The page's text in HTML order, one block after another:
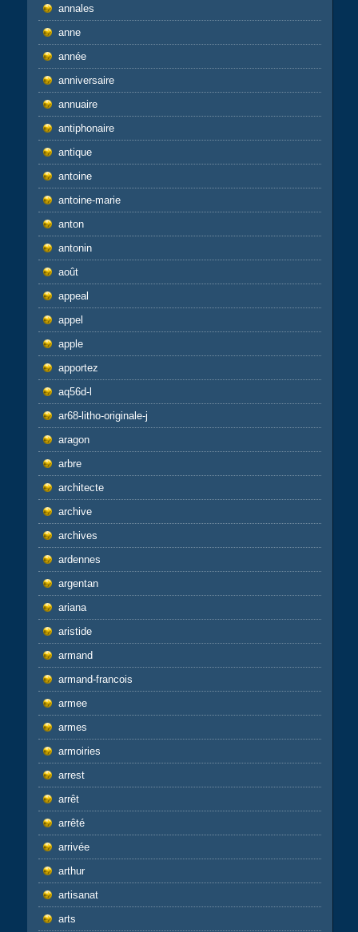
annales
anne
année
anniversaire
annuaire
antiphonaire
antique
antoine
antoine-marie
anton
antonin
août
appeal
appel
apple
apportez
aq56d-l
ar68-litho-originale-j
aragon
arbre
architecte
archive
archives
ardennes
argentan
ariana
aristide
armand
armand-francois
armee
armes
armoiries
arrest
arrêt
arrêté
arrivée
arthur
artisanat
arts